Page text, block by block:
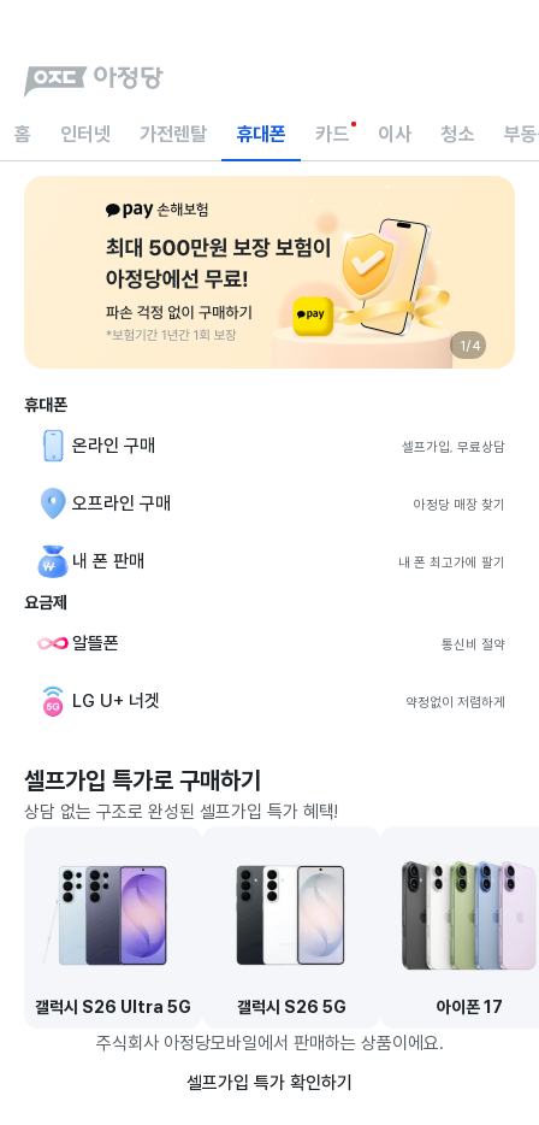
홈 인터넷 가전렌탈 휴대폰 카드 이사 청소 부
1/4
휴대폰
온라인 구매 셀프가입, 무료상담
오프라인 구매 아정당 매장 찾기
내 폰 판매 내 폰 최고가에 팔기
요금제
알뜰폰 통신비 절약
LG U+ 너겟 약정없이 저렴하게
셀프가입 특가로 구매하기
상담 없는 구조로 완성된 셀프가입 특가 혜택!
갤럭시 S26 Ultra 5G 갤럭시 S26 5G 아이폰 17
주식회사 아정당모바일에서 판매하는 상품이에요.
셀프가입 특가 확인하기